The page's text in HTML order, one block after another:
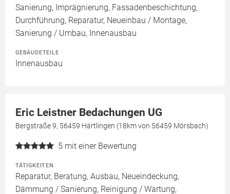
Sanierung, Imprägnierung, Fassadenbeschichtung,
Durchführung, Reparatur, Neueinbau / Montage,
Sanierung / Umbau, Innenausbau
GEBÄUDETEILE
Innenausbau
Eric Leistner Bedachungen UG
Bergstraße 9, 56459 Härtlingen (18km von 56459 Mörsbach)
5 mit einer Bewertung
TÄTIGKEITEN
Reparatur, Beratung, Ausbau, Neueindeckung,
Dämmung / Sanierung, Reinigung / Wartung,